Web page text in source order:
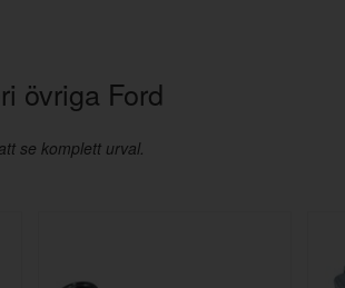
övriga Ford
se komplett urval.